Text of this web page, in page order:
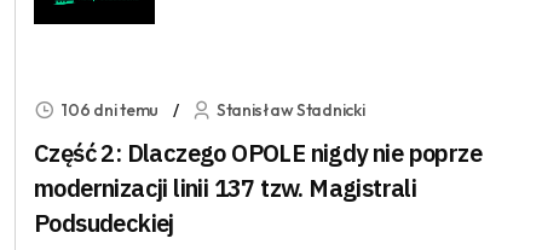
106 dni temu Stanisław Stadnicki
Część 2: Dlaczego OPOLE nigdy nie poprze
modernizacji linii 137 tzw. Magistrali
Podsudeckiej